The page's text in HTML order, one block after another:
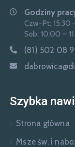
Godziny
Czw-Pt: 15:30
Sob: 10:00 –
(81) 502 08
Szybka
Strona główna
Msze św. i